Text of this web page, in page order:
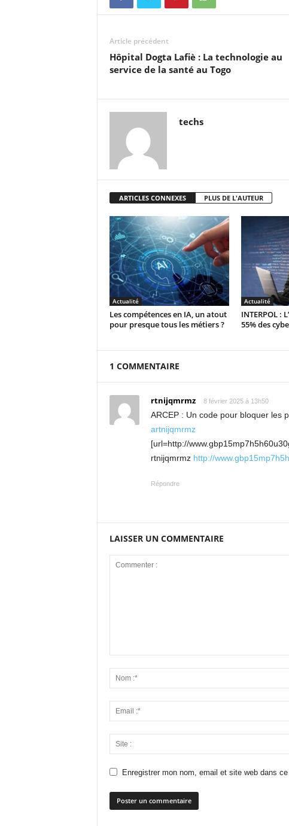
Article précédent
Hôpital Dogta Lafiè : La technologie au
service de la santé au Togo
techs
ARTICLES CONNEXES PLUS DE L'AUTEUR
Actualité
Les compétences en IA, un atout
pour presque tous les métiers ?
Actualité
INTERPOL :
55% des
1 COMMENTAIRE
rtnijqmrmz 8 février 2025 à 13h50
ARCEP : Un code pour bloquer les
artnijqmrmz
[url=http://
rtnijqmrmz http://
Répondre
LAISSER UN COMMENTAIRE
Enregistrer mon nom, email et site web dans